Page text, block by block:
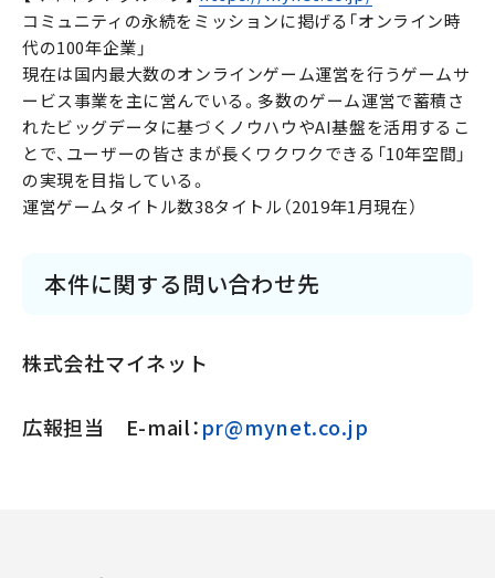
コミュニティの永続をミッションに掲げる「オンライン時
代の100年企業」
現在は国内最大数のオンラインゲーム運営を行うゲームサ
ービス事業を主に営んでいる。多数のゲーム運営で蓄積さ
れたビッグデータに基づくノウハウやAI基盤を活用するこ
とで、ユーザーの皆さまが長くワクワクできる「10年空間」
の実現を目指している。
運営ゲームタイトル数38タイトル（2019年1月現在）
本件に関する問い合わせ先
株式会社マイネット
広報担当 E-mail：pr@mynet.co.jp